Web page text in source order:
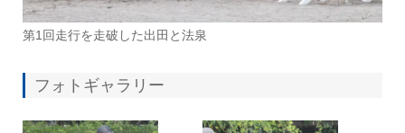
第1回走行を走破した出田と法泉
フォトギャラリー